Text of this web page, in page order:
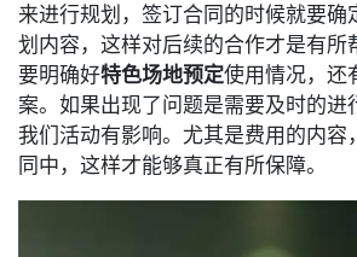
来进行规划，签订合同的时候就要确
划内容，这样对后续的合作才是有所
要明确好特色场地预定使用情况，还
案。如果出现了问题是需要及时的进
我们活动有影响。尤其是费用的内容
同中，这样才能够真正有所保障。